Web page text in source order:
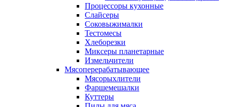
Процессоры кухонные
Слайсеры
Соковыжималки
Тестомесы
Хлеборезки
Миксеры планетарные
Измельчители
Мясоперерабатывающее
Мясорыхлители
Фаршемешалки
Куттеры